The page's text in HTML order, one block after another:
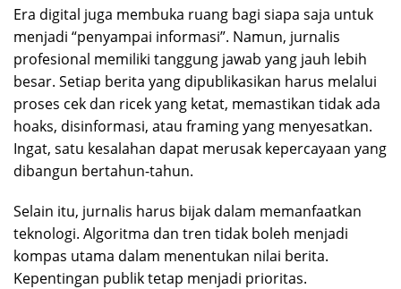
Era digital juga membuka ruang bagi siapa saja untuk
menjadi “penyampai informasi”. Namun, jurnalis
profesional memiliki tanggung jawab yang jauh lebih
besar. Setiap berita yang dipublikasikan harus melalui
proses cek dan ricek yang ketat, memastikan tidak ada
hoaks, disinformasi, atau framing yang menyesatkan.
Ingat, satu kesalahan dapat merusak kepercayaan yang
dibangun bertahun-tahun.
Selain itu, jurnalis harus bijak dalam memanfaatkan
teknologi. Algoritma dan tren tidak boleh menjadi
kompas utama dalam menentukan nilai berita.
Kepentingan publik tetap menjadi prioritas.